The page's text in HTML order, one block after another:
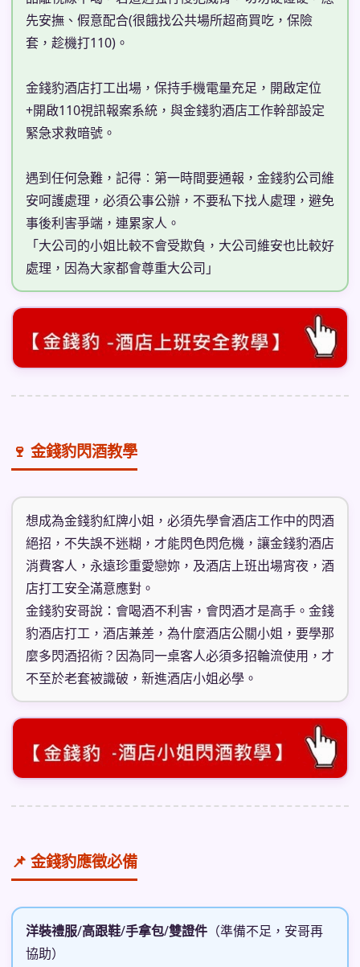
先安撫、假意配合(很餓找公共場所超商買吃，保險
套，趁機打110)。
金錢豹酒店打工出場，保持手機電量充足，開啟定位
+開啟110視訊報案系統，與金錢豹酒店工作幹部設定
緊急求救暗號。
遇到任何急難，記得︰第一時間要通報，金錢豹公司維
安呵護處理，必須公事公辦，不要私下找人處理，避免
事後利害爭端，連累家人。
「大公司的小姐比較不會受欺負，大公司維安也比較好
處理，因為大家都會尊重大公司」
🍷 金錢豹閃酒教學
想成為金錢豹紅牌小姐，必須先學會酒店工作中的閃酒
絕招，不失誤不迷糊，才能閃色閃危機，讓金錢豹酒店
消費客人，永遠珍重愛戀妳，及酒店上班出場宵夜，酒
店打工安全滿意應對。
金錢豹安哥說：會喝酒不利害，會閃酒才是高手。金錢
豹酒店打工，酒店兼差，為什麼酒店公關小姐，要學那
麼多閃酒招術？因為同一桌客人必須多招輪流使用，才
不至於老套被識破，新進酒店小姐必學。
📌 金錢豹應徵必備
洋裝禮服/高跟鞋/手拿包/雙證件 （準備不足，安哥再
協助）